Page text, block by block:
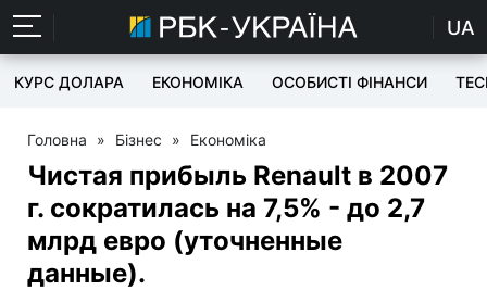
UA
КУРС ДОЛАРА ЕКОНОМІКА ОСОБИСТІ ФІНАНСИ
Головна » Бізнес » Економіка
Чистая прибыль Renault в 2007
г. сократилась на 7,5% - до 2,7
млрд евро (уточненные
данные).